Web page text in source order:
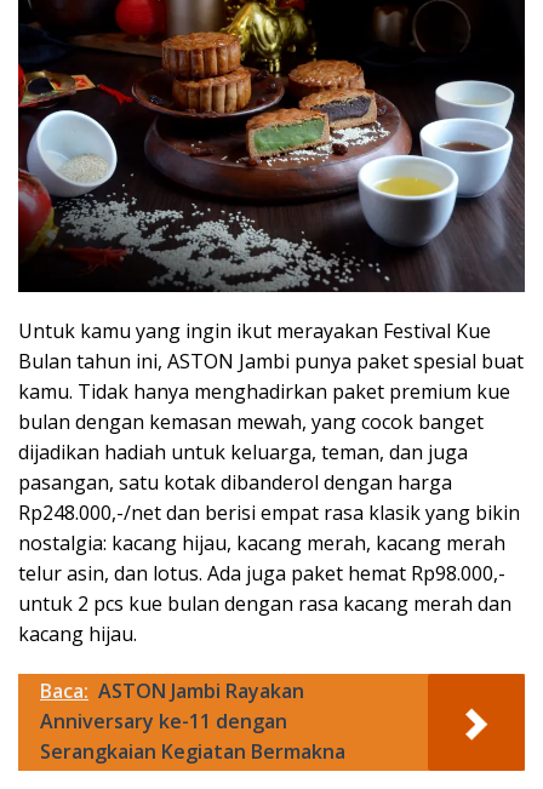
Untuk kamu yang ingin ikut merayakan Festival Kue
Bulan tahun ini, ASTON Jambi punya paket spesial buat
kamu. Tidak hanya menghadirkan paket premium kue
bulan dengan kemasan mewah, yang cocok banget
dijadikan hadiah untuk keluarga, teman, dan juga
pasangan, satu kotak dibanderol dengan harga
Rp248.000,-/net dan berisi empat rasa klasik yang bikin
nostalgia: kacang hijau, kacang merah, kacang merah
telur asin, dan lotus. Ada juga paket hemat Rp98.000,-
untuk 2 pcs kue bulan dengan rasa kacang merah dan
kacang hijau.
Baca: ASTON Jambi Rayakan
Anniversary ke-11 dengan
Serangkaian Kegiatan Bermakna